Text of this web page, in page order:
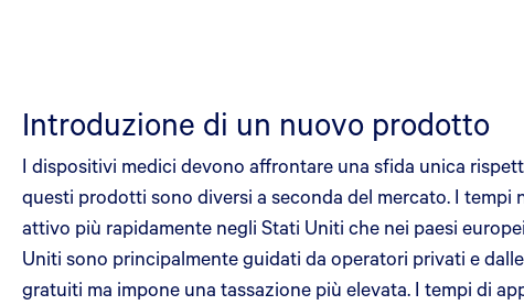
Introduzione di un nuovo prodotto
I dispositivi medici devono affrontare una sfida unica
questi prodotti sono diversi a seconda del mercato. I
attivo più rapidamente negli Stati Uniti che nei paesi
Uniti sono principalmente guidati da operatori privati e
gratuiti ma impone una tassazione più elevata. I tempi di